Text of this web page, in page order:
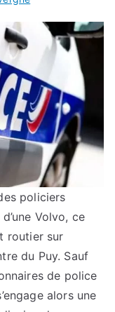
policiers
Volvo, ce
routier sur
du Puy. Sauf
de police
alors une